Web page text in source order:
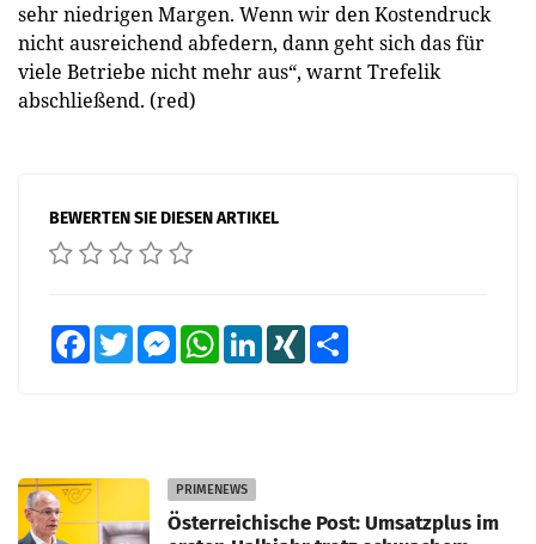
sehr niedrigen Margen. Wenn wir den Kostendruck
nicht ausreichend abfedern, dann geht sich das für
viele Betriebe nicht mehr aus“, warnt Trefelik
abschließend. (red)
BEWERTEN SIE DIESEN ARTIKEL
FacebookTwitter MessengerWhatsAppLinkedInXING
PRIMENEWS
Österreichische Post: Umsatzplus im